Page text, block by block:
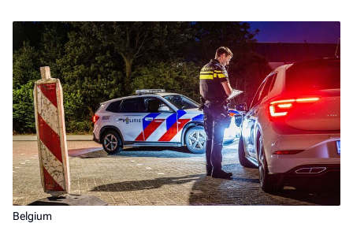
Belgium